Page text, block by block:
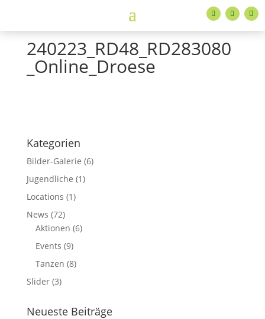
240223_RD48_RD283080
_Online_Droese
Kategorien
Bilder-Galerie (6)
Jugendliche (1)
Locations (1)
News (72)
Aktionen (6)
Events (9)
Tanzen (8)
Slider(3)
Neueste Beiträge